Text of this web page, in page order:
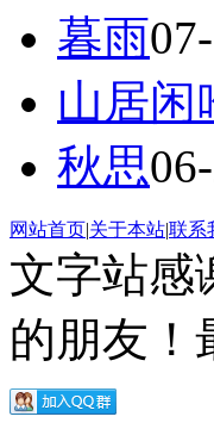
暮雨
山居闲
秋思
网站首页|关于本站|联系
文字站感
的朋友！